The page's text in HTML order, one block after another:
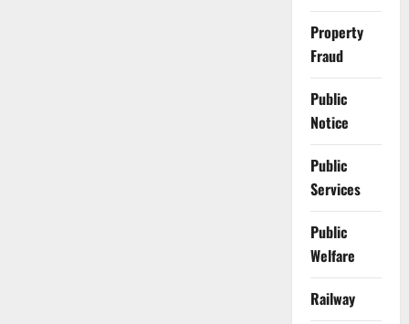
Property
Fraud
Public
Notice
Public
Services
Public
Welfare
Railway